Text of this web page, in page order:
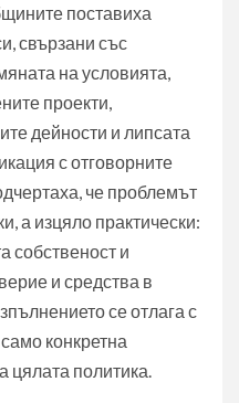
поставиха
свързани със
на условията,
проекти,
дейности и липсата
с отговорните
че проблемът
а изцяло практически:
собственост и
и средства в
се отлага с
конкретна
цялата политика.